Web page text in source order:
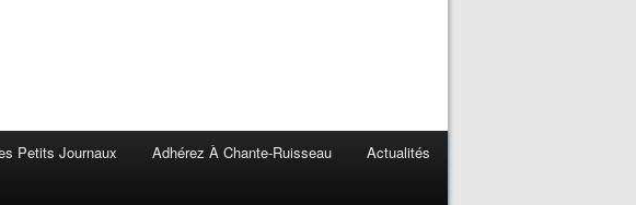
Petits Journaux Adhérez À Chante-Ruisseau Actualités